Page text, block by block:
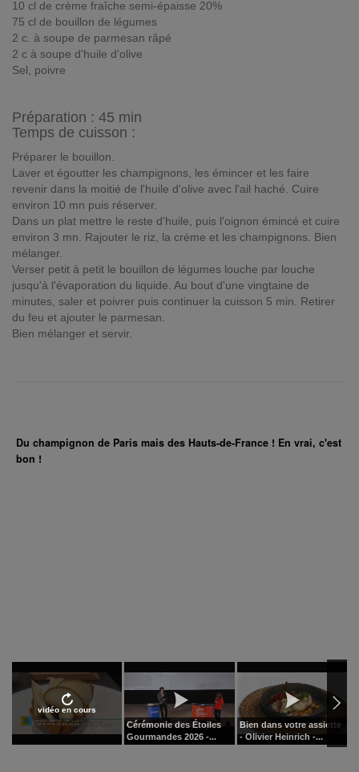
10 cl de crème fraîche semi-épaisse 20%
75 cl de bouillon de légumes
2 c. à soupe de parmesan râpé
2 c à soupe d'huile d'olive
Sel, poivre
Préparation : 45 min
Temps de cuisson :
Préparer le bouillon.
Laver et égoutter les champignons, les émincer et les faire
revenir dans la moitié de l'huile d'olive avec l'ail haché. Cuire
environ 10 mn puis réserver.
Dans un plat mettre le reste d'huile, puis l'oignon émincé et cuire
environ 3 mn. Rajouter le riz, la crème et les champignons. Bien
mélanger.
Verser petit à petit le bouillon de légumes louche par louche
jusqu'à l'évaporation du liquide. Au bout d'une vingtaine de
minutes, saler et poivrer puis continuer la cuisson 5 min. Retirer
du feu et ajouter le parmesan.
Bien mélanger et servir.
Du champignon de Paris mais des Hauts-de-France ! En vrai, c'est
bon !
vidéo en cours
Cérémonie des Étoiles
Gourmandes 2026 -...
Bien dans votre assiette
- Olivier Heinrich -...